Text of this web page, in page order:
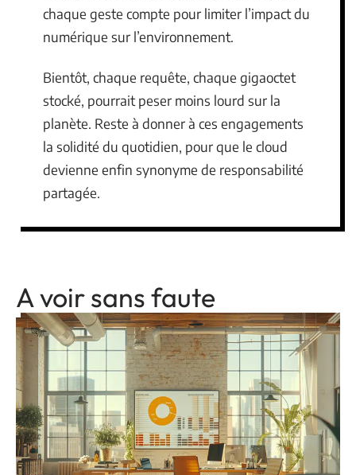
chaque geste compte pour limiter l’impact du
numérique sur l’environnement.
Bientôt, chaque requête, chaque gigaoctet
stocké, pourrait peser moins lourd sur la
planète. Reste à donner à ces engagements
la solidité du quotidien, pour que le cloud
devienne enfin synonyme de responsabilité
partagée.
A voir sans faute